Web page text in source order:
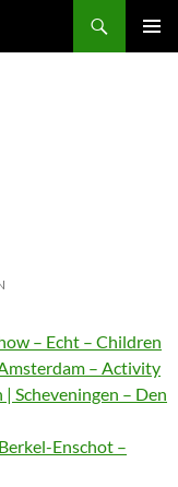
– Echt – Children
– Activity
Scheveningen – Den
Enschot –